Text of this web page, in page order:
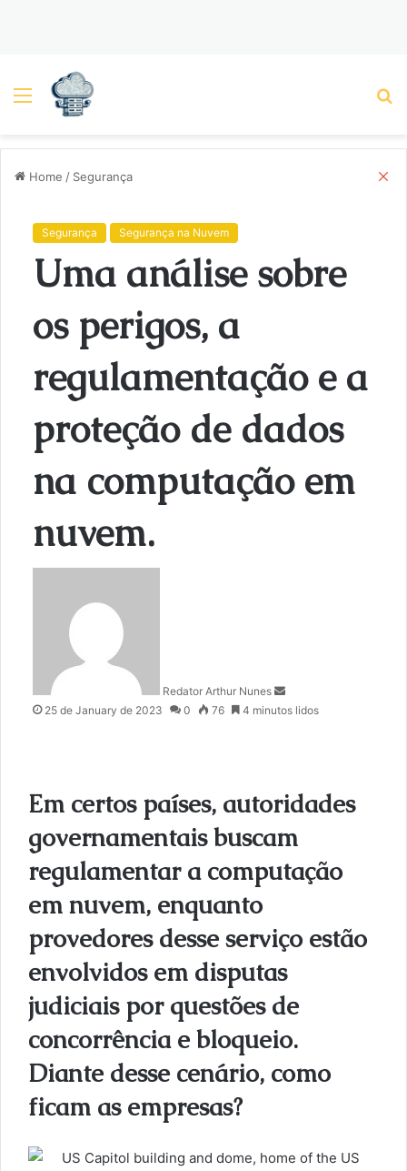
Menu
Home / Segurança
Segurança Segurança na Nuvem
Uma análise sobre
os perigos, a
regulamentação e a
proteção de dados
na computação em
nuvem.
Redator Arthur Nunes
m
25 de January de 2023 0 76 4 minutos lidos
Em certos países, autoridades
governamentais buscam
regulamentar a computação
em nuvem, enquanto
provedores desse serviço estão
envolvidos em disputas
judiciais por questões de
concorrência e bloqueio.
Diante desse cenário, como
ficam as empresas?